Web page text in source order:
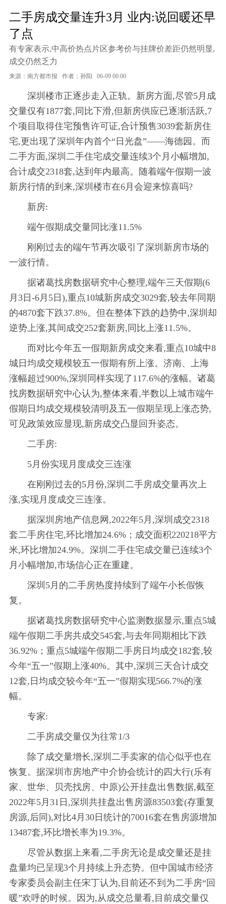
二手房成交量连升3月 业内:说回暖还早
了点
有专家表示,中高价热点片区参考价与挂牌价差距仍然明显,
成交仍然乏力
来源：南方都市报 作者：孙阳 06-09 00:00
深圳楼市正逐步走入正轨。新房方面,尽管5月成
交量仅有1877套,同比下滑,但新房供应已逐渐活跃,7
个项目取得住宅预售许可证,合计预售3039套新房住
宅,更出现了深圳年内首个“日光盘”——海德园。而
二手方面,深圳二手住宅成交量连续3个月小幅增加,
合计成交2318套,达到年内最高。随着端午假期一波
新房行情的到来,深圳楼市在6月会迎来惊喜吗?
新房:
端午假期成交量同比涨11.5%
刚刚过去的端午节再次吸引了深圳新房市场的
一波行情。
据诸葛找房数据研究中心整理,端午三天假期(6
月3日-6月5日),重点10城新房成交3029套,较去年同期
的4870套下跌37.8%。但在整体下跌的趋势中,深圳却
逆势上涨,其间成交252套新房,同比上涨11.5%。
而对比今年五一假期新房成交来看,重点10城中8
城日均成交规模较五一假期有所上涨。济南、上海
涨幅超过900%,深圳同样实现了117.6%的涨幅。诸葛
找房数据研究中心认为,整体来看,半数以上城市端午
假期日均成交规模较清明及五一假期呈现上涨态势,
可见政策效应显现,新房成交凸显回升姿态。
二手房:
5月份实现月度成交三连涨
在刚刚过去的5月份,深圳二手房成交量再次上
涨,实现月度成交三连涨。
据深圳房地产信息网,2022年5月,深圳成交2318
套二手房住宅,环比增加24.6%；成交面积220218平方
米,环比增加24.9%。深圳二手住宅成交量已连续3个
月小幅增加,市场信心正在重建。
深圳5月的二手房热度持续到了端午小长假恢
复。
据诸葛找房数据研究中心监测数据显示,重点5城
端午假期二手房共成交545套,与去年同期相比下跌
36.92%；重点5城端午假期二手房日均成交182套,较
今年“五一”假期上涨40%。其中,深圳三天合计成交
12套,日均成交较今年“五一”假期实现566.7%的涨
幅。
专家:
二手房成交量仅为往常1/3
除了成交量增长,深圳二手卖家的信心似乎也在
恢复。据深圳市房地产中介协会统计的四大行(乐有
家、世华、贝壳找房、中原)公开挂盘出售数据,截至
2022年5月31日,深圳共挂盘出售房源83503套(存重复
房源,后同),对比4月30日统计的70016套在售房源增加
13487套,环比增长率为19.3%。
尽管从数据上来看,二手房无论是成交量还是挂
盘量均已呈现3个月持续上升态势。但中国城市经济
专家委员会副主任宋丁认为,目前还不到为二手房“回
暖”欢呼的时候。因为,从成交总量看,目前成交量仅